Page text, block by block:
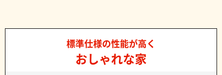
標準仕様の性能が高く
おしゃれな家